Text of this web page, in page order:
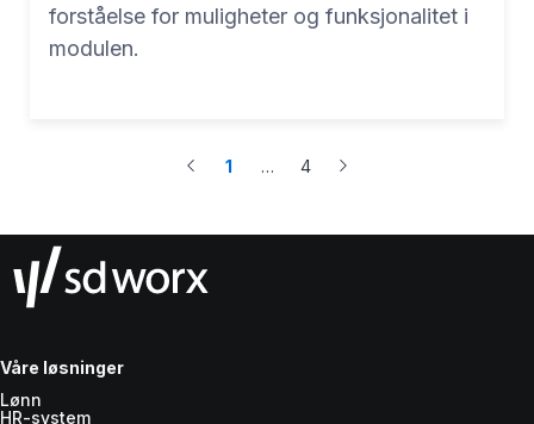
forståelse for muligheter og funksjonalitet i
modulen.
1
…
4
Våre løsninger
Lønn
HR-system